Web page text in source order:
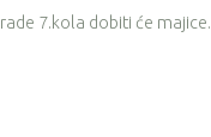
7.kola dobiti će majice.